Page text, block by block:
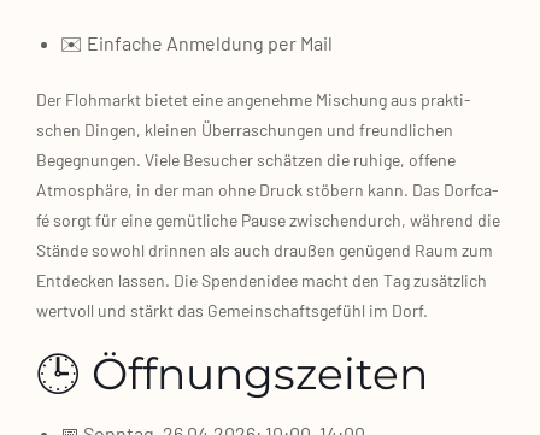
✉️ Ein­fa­che Anmel­dung per Mail
Der Floh­markt bie­tet eine ange­neh­me Mischung aus prak­ti­
schen Din­gen, klei­nen Über­ra­schun­gen und freund­li­chen
Begeg­nun­gen. Vie­le Besu­cher schät­zen die ruhi­ge, offe­ne
Atmo­sphä­re, in der man ohne Druck stö­bern kann. Das Dorf­ca­
fé sorgt für eine gemüt­li­che Pau­se zwi­schen­durch, wäh­rend die
Stän­de sowohl drin­nen als auch drau­ßen genü­gend Raum zum
Ent­de­cken las­sen. Die Spen­den­idee macht den Tag zusätz­lich
wert­voll und stärkt das Gemein­schafts­ge­fühl im Dorf.
🕒 Öffnungszeiten